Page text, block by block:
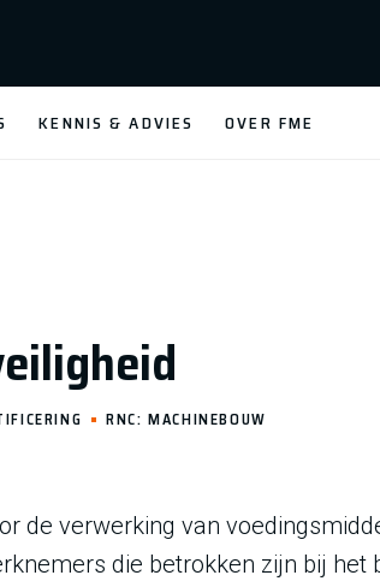
KENNIS & ADVIES OVER FME
RNC: MACHINEBOUW
de verwerking van
die betrokken zijn bij het